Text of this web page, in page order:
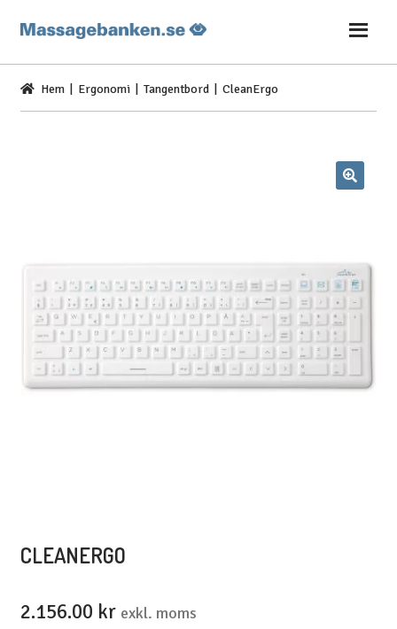
Hoppa
Hoppa
Hem Ergonomi |Tangentbord | CleanErgo
CLEANERGO
2.156.00 kr exkl. moms